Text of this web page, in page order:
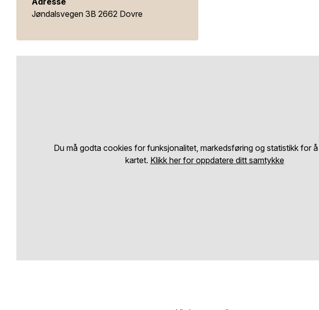
Jøndalsvegen 3B 2662 Dovre
Du må godta cookies for funksjonalitet, markedsføring og statistikk for
kartet. Klikk her for oppdatere ditt samtykke